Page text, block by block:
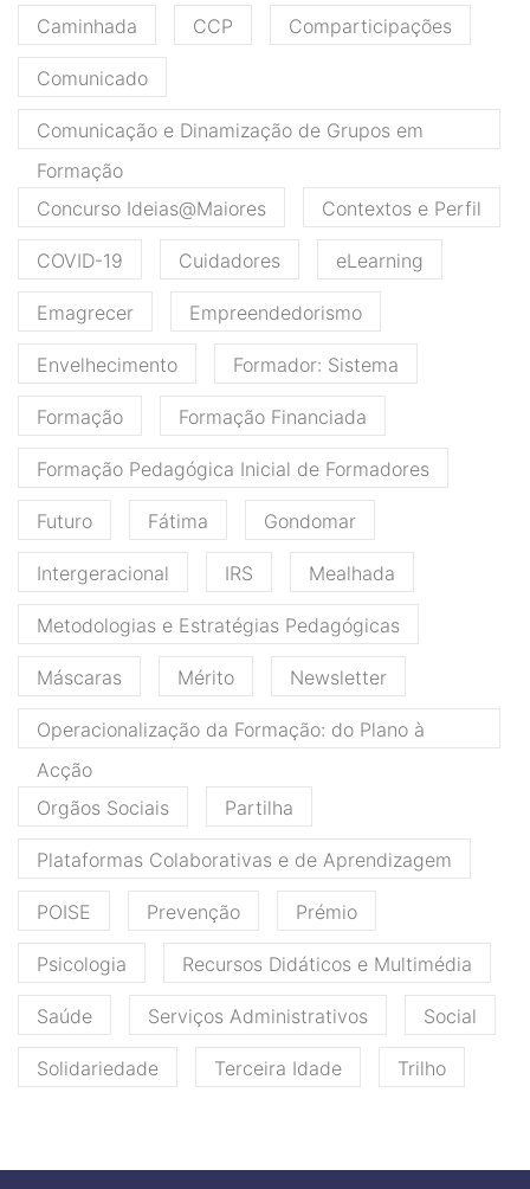
Caminhada CCP Comparticipações
Comunicado
Comunicação e Dinamização de Grupos em
Formação
Concurso Ideias@Maiores
Contextos e Perfil
COVID-19 Cuidadores eLearning
Emagrecer Empreendedorismo
Envelhecimento Formador: Sistema
Formação Formação Financiada
Formação Pedagógica Inicial de Formadores
Futuro Fátima Gondomar
Intergeracional IRS Mealhada
Metodologias e Estratégias Pedagógicas
Máscaras Mérito Newsletter
Operacionalização da Formação: do Plano à
Acção
Orgãos Sociais
Partilha
Plataformas Colaborativas e de Aprendizagem
POISE Prevenção Prémio
Psicologia Recursos Didáticos e Multimédia
Saúde Serviços Administrativos Social
Solidariedade Terceira Idade Trilho